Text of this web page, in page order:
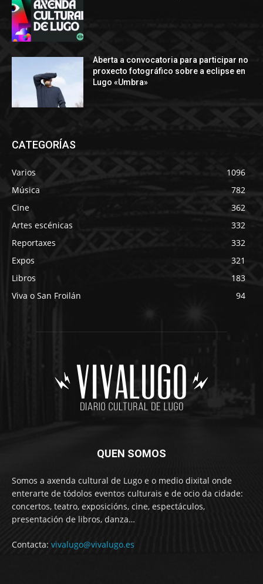
Aberta a convocatoria para participar no
proxecto fotográfico sobre a eclipse en
Lugo «Umbra»
CATEGORÍAS
Varios
1096
Música
782
Cine
362
Artes escénicas
332
Reportaxes
332
Expos
321
Libros
183
Viva o San Froilán
94
QUEN SOMOS
Somos a axenda cultural de Lugo e o medio dixital onde
enterarte de tódolos eventos culturais e de ocio da cidade:
concertos, teatro, exposicións, cine, espectáculos,
presentación de libros, danza…
Contacta: vivalugo@vivalugo.es